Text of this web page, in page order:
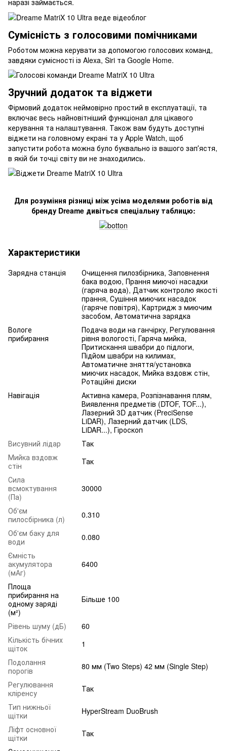
наразі займається.
Сумісність з голосовими помічниками
Роботом можна керувати за допомогою голосових команд,
завдяки сумісності із Alexa, Siri та Google Home.
Зручний додаток та віджети
Фірмовий додаток неймовірно простий в експлуатації, та
включає весь найновітніший функціонал для цікавого
керування та налаштування. Також вам будуть доступні
віджети на головному екрані та у Apple Watch, щоб
запустити робота можна було буквально із вашого запʼястя,
в якій би точці світу ви не знаходились.
Для розуміння різниці між усіма моделями роботів від
бренду Dreame дивіться спеціальну таблицю:
Характеристики
Зарядна станція
Очищення пилозбірника, Заповнення
бака водою, Прання миючої насадки
(гаряча вода), Датчик контролю якості
прання, Сушіння миючих насадок
(гаряче повітря), Картридж з миючим
засобом, Автоматична зарядка
Вологе
прибирання
Подача води на ганчірку, Регулювання
рівня вологості, Гаряча мийка,
Притискання швабри до підлоги,
Підйом швабри на килимах,
Автоматичне зняття/установка
миючих насадок, Мийка вздовж стін,
Ротаційні диски
Навігація
Активна камера, Розпізнавання плям,
Виявлення предметів (DTOF, TOF...),
Лазерний 3D датчик (PreciSense
LiDAR), Лазерний датчик (LDS,
LiDAR...), Гіроскоп
Висувний лідар
Так
Мийка вздовж
стін
Так
Сила
всмоктування
(Па)
30000
Об'єм
пилосбірника (л)
0.310
Об'єм баку для
води
0.080
Ємність
акумулятора
(мАг)
6400
Площа
прибирання на
одному заряді
(м²)
Більше 100
Рівень шуму (дБ)
60
Кількість бічних
щіток
1
Подолання
порогів
80 мм (Two Steps) 42 мм (Single Step)
Регулювання
кліренсу
Так
Тип нижньої
щітки
HyperStream DuoBrush
Ліфт основної
щітки
Так